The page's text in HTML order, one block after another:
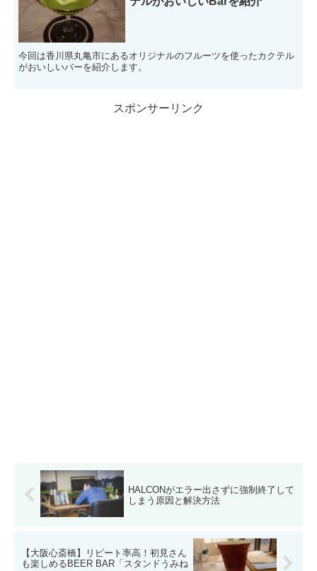
今回は香川県丸亀市にあるオリジナルのフルーツを使ったカクテル
がおいしいバーを紹介します。
スポンサーリンク
HALCONがエラー出さずに強制終了して
しまう原因と解決方法
【大阪心斎橋】リピート率高！初見さん
も楽しめるBEER BAR「スタンドうみね